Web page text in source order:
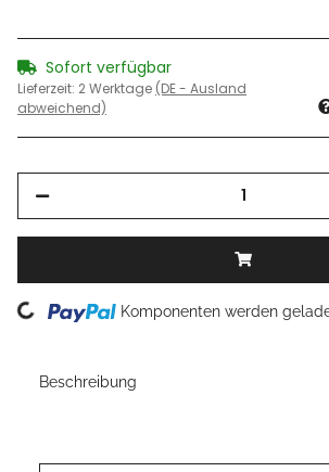
Sofort verfügbar
Lieferzeit: 2 Werktage (DE - Ausland
abweichend)
Loading... Komponenten werden
Beschreibung